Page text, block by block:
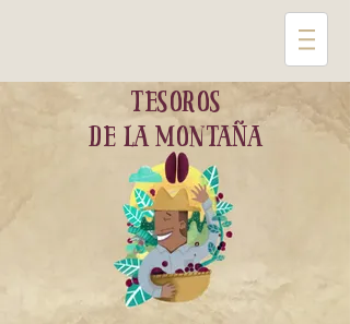
tesoros
de la montaña